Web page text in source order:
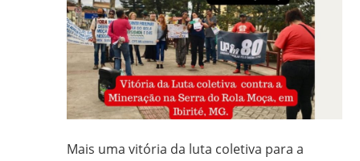
Mais uma vitória da luta coletiva para a